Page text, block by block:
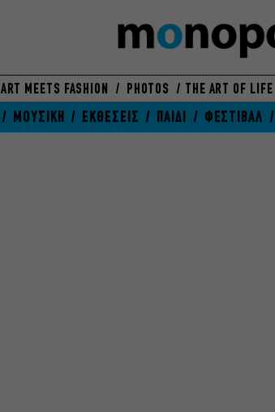
ART MEETS FASHION PHOTOS THE ART OF LIFE
ΜΟΥΣΙΚΗ ΕΚΘΕΣΕΙΣ ΠΑΙΔΙ ΦΕΣΤΙΒΑΛ